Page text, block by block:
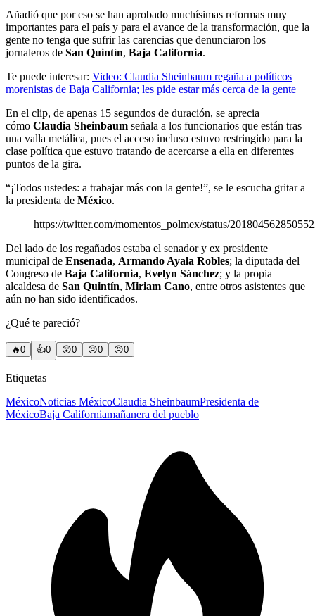
Añadió que por eso se han aprobado muchísimas reformas muy
importantes para el país y para el avance de la transformación, que la
gente no tenga que sufrir las carencias que denunciaron los
jornaleros de San Quintín, Baja California.
Te puede interesar: Video: Claudia Sheinbaum regaña a políticos
morenistas de Baja California; les pide estar más cerca de la gente
En el clip, de apenas 15 segundos de duración, se aprecia
cómo Claudia Sheinbaum señala a los funcionarios que están tras
una valla metálica, pues el acceso incluso estuvo restringido para la
clase política que estuvo tratando de acercarse a ella en diferentes
puntos de la gira.
“¡Todos ustedes: a trabajar más con la gente!”, se le escucha gritar a
la presidenta de México.
https://twitter.com/momentos_polmex/status/
Del lado de los regañados estaba el senador y ex presidente
municipal de Ensenada, Armando Ayala Robles; la diputada del
Congreso de Baja California, Evelyn Sánchez; y la propia
alcaldesa de San Quintín, Miriam Cano, entre otros asistentes que
aún no han sido identificados.
¿Qué te pareció?
🔥0 👍0 😲0 😢0 😠0
Etiquetas
MéxicoNoticias MéxicoClaudia SheinbaumPresidenta de
MéxicoBaja Californiamañanera del pueblo